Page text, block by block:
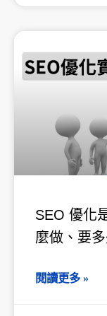
SEO 優化
麼做、要
閱讀更多 »